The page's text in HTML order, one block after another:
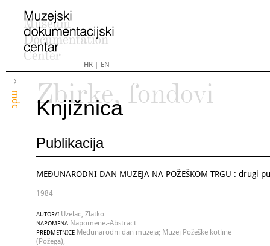
HR| EN
mdc
Zbirke, fondovi
Knjižnica
Publikacija
MEĐUNARODNI DAN MUZEJA NA POŽEŠKOM TRGU : drugi
1984
AUTOR/I Uzelac, Zlatko
NAPOMENA Napomene.-Abstract
PREDMETNICE Međunarodni dan muzeja; Muzej Požeške kotline
(Požega),